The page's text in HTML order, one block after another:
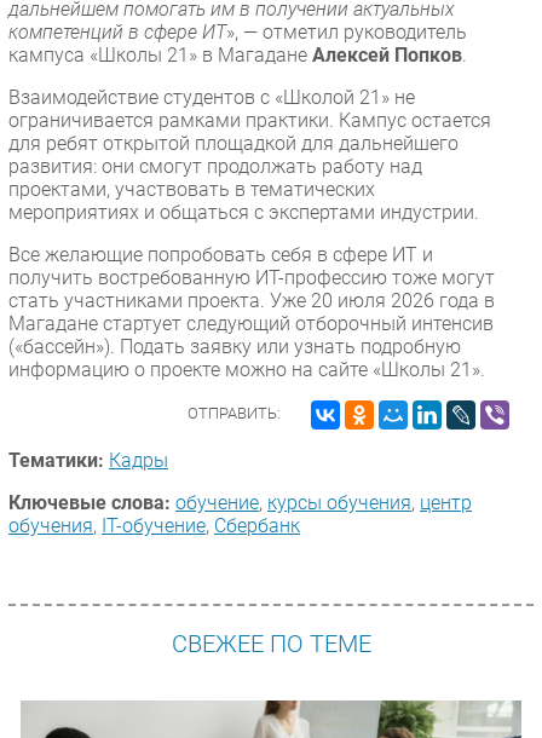
дальнейшем помогать им в получении актуальных
компетенций в сфере ИТ», — отметил руководитель
кампуса «Школы 21» в Магадане Алексей Попков.
Взаимодействие студентов с «Школой 21» не
ограничивается рамками практики. Кампус остается
для ребят открытой площадкой для дальнейшего
развития: они смогут продолжать работу над
проектами, участвовать в тематических
мероприятиях и общаться с экспертами индустрии.
Все желающие попробовать себя в сфере ИТ и
получить востребованную ИТ-профессию тоже могут
стать участниками проекта. Уже 20 июля 2026 года в
Магадане стартует следующий отборочный интенсив
(«бассейн»). Подать заявку или узнать подробную
информацию о проекте можно на сайте «Школы 21».
ОТПРАВИТЬ:
Тематики: Кадры
Ключевые слова: обучение, курсы обучения, центр
обучения, IT-обучение, Сбербанк
СВЕЖЕЕ ПО ТЕМЕ